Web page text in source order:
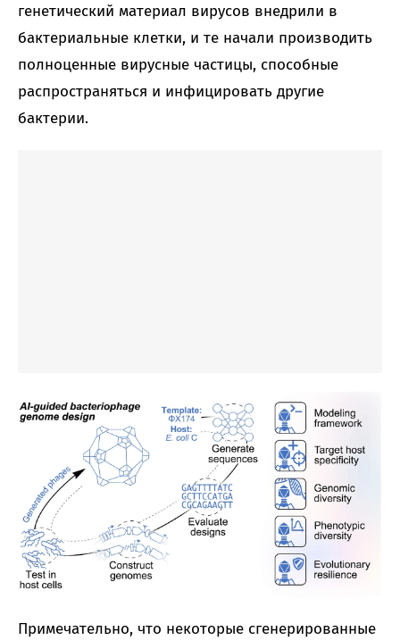
генетический материал вирусов внедрили в
бактериальные клетки, и те начали производить
полноценные вирусные частицы, способные
распространяться и инфицировать другие
бактерии.
Примечательно, что некоторые сгенерированные